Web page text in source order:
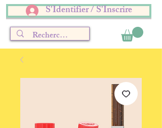
S'Identifier / S'Inscrire